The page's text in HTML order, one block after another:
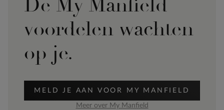
De My Manfield
voordelen wachten
op je.
MELD JE AAN VOOR MY MANFIELD
Meer over My Manfield